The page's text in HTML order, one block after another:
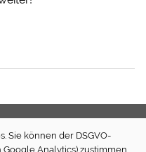
(extern) Spenden
Sie können der DSGVO-
Analytics) zustimmen